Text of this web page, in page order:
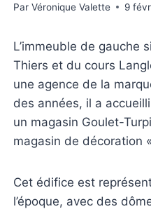
Par Véronique Valette 9
L’immeuble de gauche
Thiers et du cours
une agence de la
des années, il a
un magasin Goulet-
magasin de décoration
Cet édifice est
l’époque, avec des